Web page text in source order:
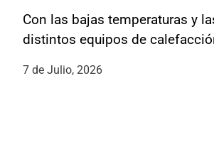
Con las bajas temperaturas y
distintos equipos de
7 de Julio, 2026